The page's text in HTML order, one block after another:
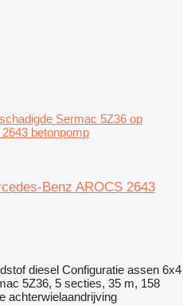
Sermac 5Z36 op
betonpomp
Benz AROCS 2643
diesel Configuratie assen 6x4
5Z36, 5 secties, 35 m, 158
achterwielaandrijving